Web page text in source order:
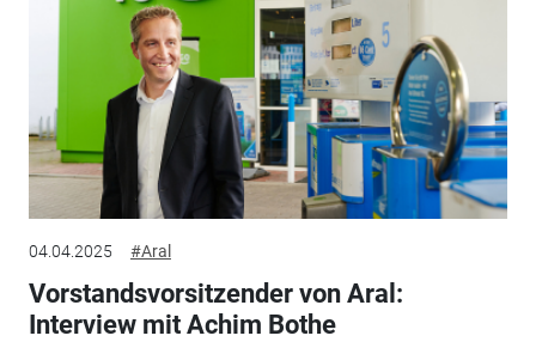
04.04.2025 #Aral
Vorstandsvorsitzender von Aral:
Interview mit Achim Bothe